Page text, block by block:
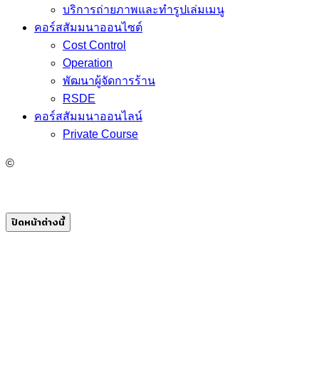
บริการถ่ายภาพและทำรูปเล่มเมนู
คอร์สสัมมนาออนไซต์
Cost Control
Operation
พัฒนาผู้จัดการร้าน
RSDE
คอร์สสัมมนาออนไลน์
Private Course
©
ปิดหน้าต่างนี้